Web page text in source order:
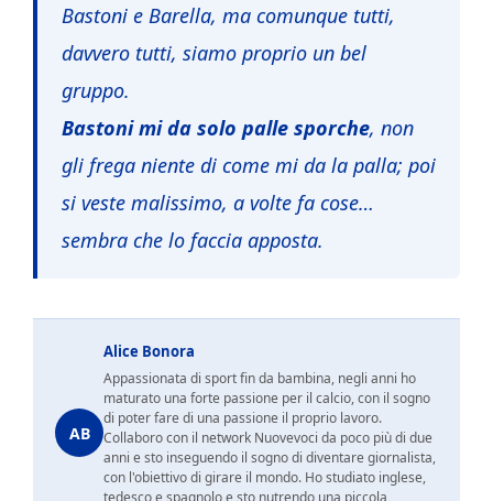
Bastoni e Barella, ma comunque tutti,
davvero tutti, siamo proprio un bel
gruppo.
Bastoni mi da solo palle sporche, non
gli frega niente di come mi da la palla; poi
si veste malissimo, a volte fa cose…
sembra che lo faccia apposta.
AB
Alice Bonora
Appassionata di sport fin da bambina, negli anni ho
maturato una forte passione per il calcio, con il sogno
di poter fare di una passione il proprio lavoro.
Collaboro con il network Nuovevoci da poco più di due
anni e sto inseguendo il sogno di diventare giornalista,
con l'obiettivo di girare il mondo. Ho studiato inglese,
tedesco e spagnolo e sto nutrendo una piccola